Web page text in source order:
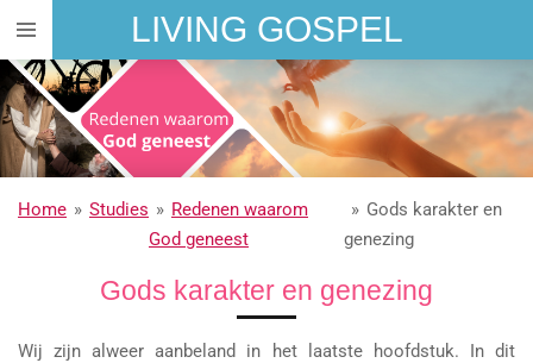
Ga
direct
naar
de
hoofdinhoud
LIVING GOSPEL
Home » Studies » Redenen waarom
God geneest
» Gods karakter en
genezing
Gods karakter en genezing
Wij zijn alweer aanbeland in het laatste hoofdstuk. In dit